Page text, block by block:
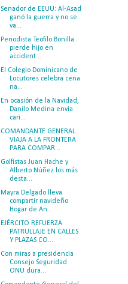
Senador de EEUU: Al-Asad
ganó la guerra y no se
va...
Periodista Teofilo Bonilla
pierde hijo en
accident...
El Colegio Dominicano de
Locutores celebra cena
na...
En ocasión de la Navidad,
Danilo Medina envía
cari...
COMANDANTE GENERAL
VIAJA A LA FRONTERA
PARA COMPAR...
Golfistas Juan Hache y
Alberto Núñez los más
desta...
Mayra Delgado lleva
compartir navideño
Hogar de An...
EJÉRCITO REFUERZA
PATRULLAJE EN CALLES
Y PLAZAS CO...
Con miras a presidencia
Consejo Seguridad
ONU dura...